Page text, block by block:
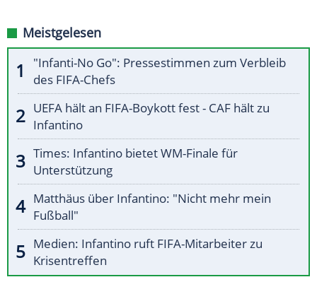
Meistgelesen
"Infanti-No Go": Pressestimmen zum Verbleib
des FIFA-Chefs
UEFA hält an FIFA-Boykott fest - CAF hält zu
Infantino
Times: Infantino bietet WM-Finale für
Unterstützung
Matthäus über Infantino: "Nicht mehr mein
Fußball"
Medien: Infantino ruft FIFA-Mitarbeiter zu
Krisentreffen